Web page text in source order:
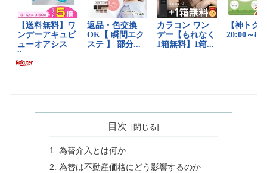
目次
為替介入とは何か
為替は不動産価格にどう影響するのか